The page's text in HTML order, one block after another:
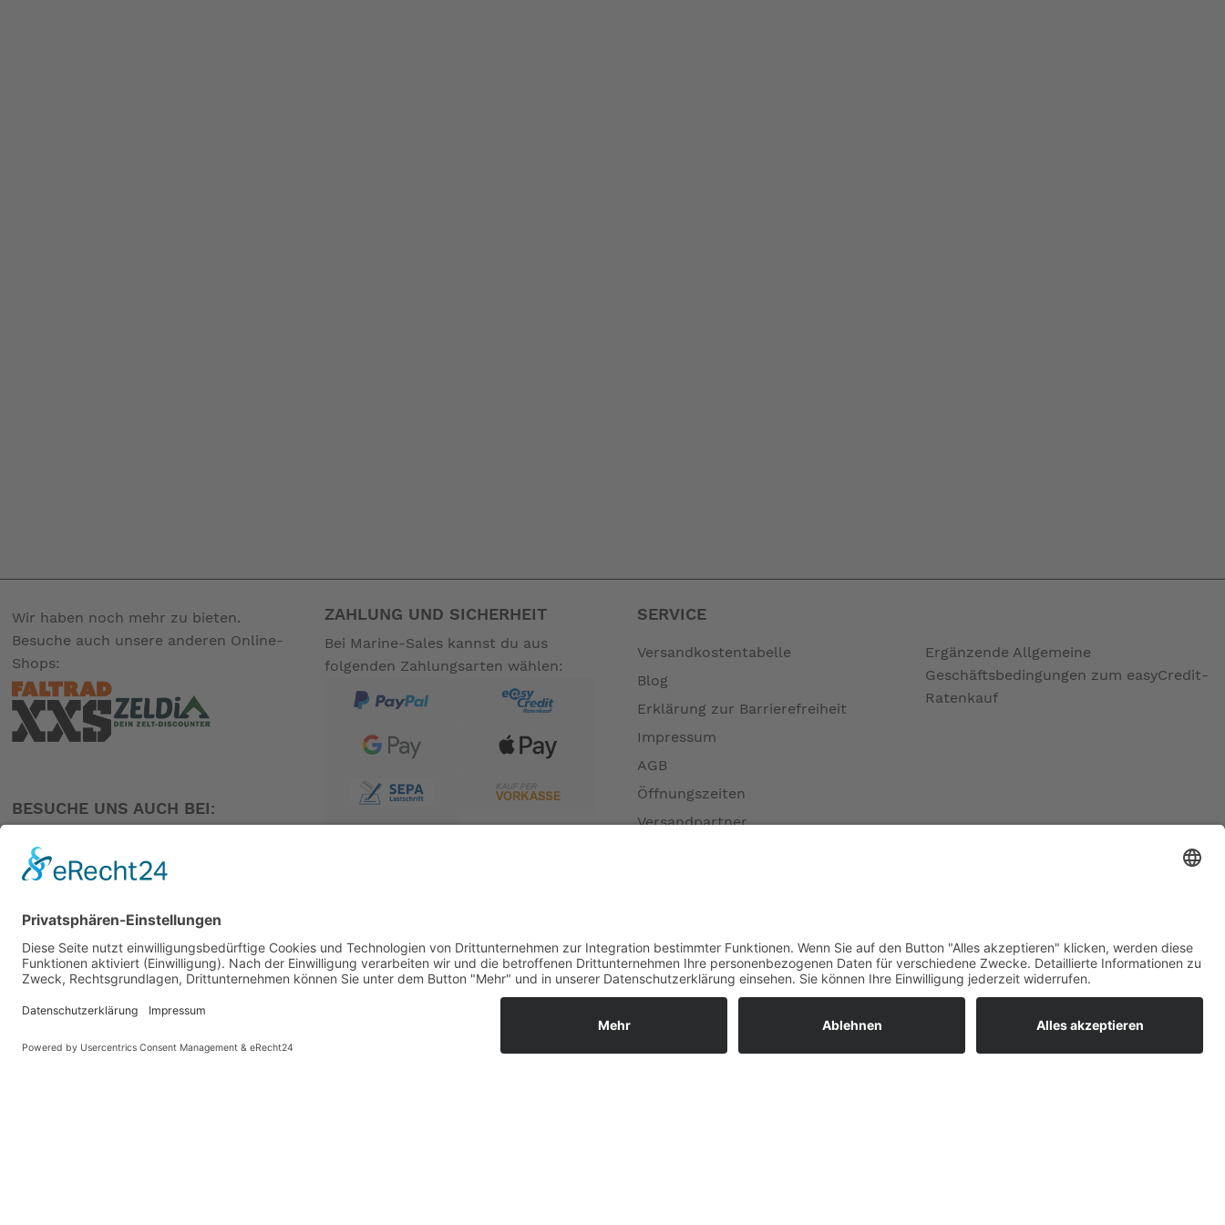
Wir haben noch mehr zu bieten.
Besuche auch unsere anderen Online-
Shops:
BESUCHE UNS AUCH BEI:
ZAHLUNG UND SICHERHEIT
Bei Marine-Sales kannst du aus
folgenden Zahlungsarten wählen:
SERVICE
Versandkostentabelle
Blog
Erklärung zur Barrierefreiheit
Impressum
AGB
Öffnungszeiten
Versandpartner
Widerrufsrecht MS
Widerrufsrecht bei Dienstleistungen
Ergänzende Allgemeine
Geschäftsbedingungen zum easyCredit-
Ratenkauf